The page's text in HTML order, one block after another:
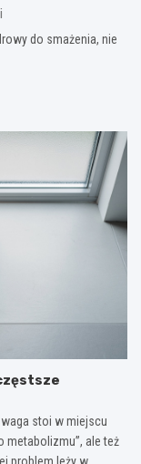
do smażenia, nie
stoi w miejscu
metabolizmu”, ale też